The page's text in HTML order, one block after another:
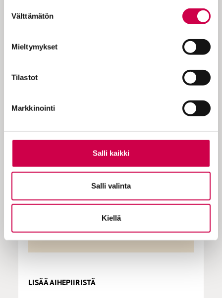
valinta
Välttämätön
Mieltymykset
Tilastot
Markkinointi
Salli kaikki
Salli valinta
Kiellä
”rauha teille”. Oppilaista varsinkin
Tutustu Sanan digitilaukseen
1 € / 1 kk. Se on helppoa ja
turvallista, voit perua
tilauksen milloin hyvänsä.
Tilaa Sana
LISÄÄ AIHEPIIRISTÄ